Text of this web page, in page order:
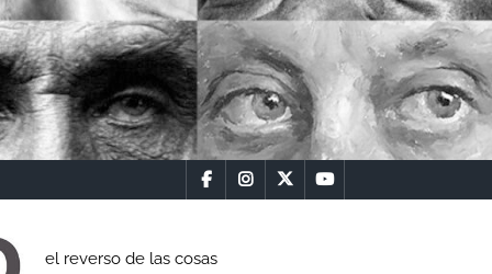
facebookinstagram
x youtube
el reverso de las cosas